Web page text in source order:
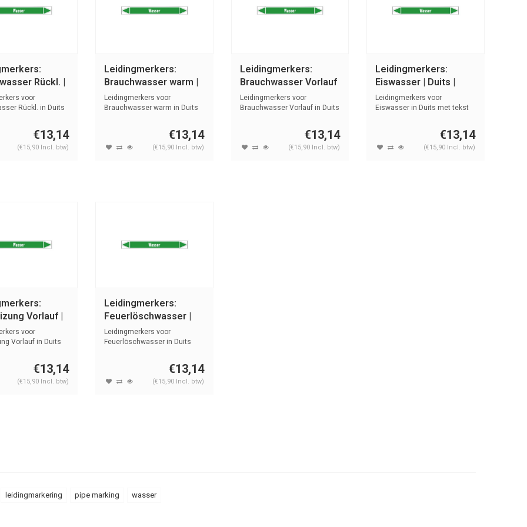
Rückl. |
voor
Rückl. in Duits
€13,14
(€15,90 Incl. btw)
Leidingmerkers:
Brauchwasser warm |
Duits | Water
Leidingmerkers voor
Brauchwasser warm in Duits
€13,14
(€15,90 Incl. btw)
Leidingmerkers:
Brauchwasser Vorlauf
| Duits | Water
Leidingmerkers voor
Brauchwasser Vorlauf in Duits
€13,14
(€15,90 Incl. btw)
Leidingmerkers:
Eiswasser | Duits |
Water
Leidingmerkers voor
Eiswasser in Duits met tekst
€13,14
(€15,90 Incl. btw)
Vorlauf |
voor
Vorlauf in Duits
€13,14
(€15,90 Incl. btw)
Leidingmerkers:
Feuerlöschwasser |
Duits | Water
Leidingmerkers voor
Feuerlöschwasser in Duits
€13,14
(€15,90 Incl. btw)
leidingmarkering pipe marking wasser